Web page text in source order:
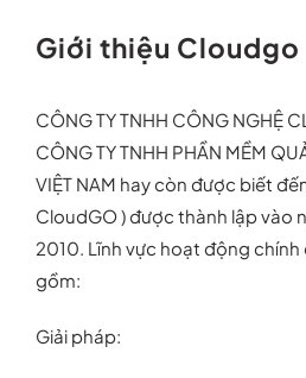
Giới thiệu Cloudgo
CÔNG TY TNHH CÔNG NGHỆ
CÔNG TY TNHH PHẦN MỀM
VIỆT NAM hay còn được biết
CloudGO ) được thành lập vào
2010. Lĩnh vực hoạt động
gồm:
Giải pháp: